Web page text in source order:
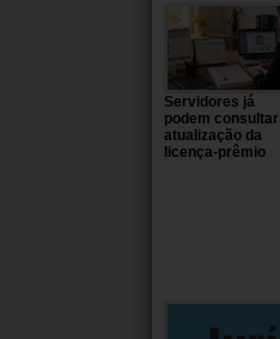
Servidores já
podem consultar
atualização da
licença-prêmio